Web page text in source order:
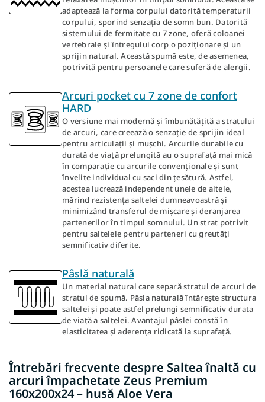
adaptează la forma corpului datorită temperaturii
corpului, sporind senzația de somn bun. Datorită
sistemului de fermitate cu 7 zone, oferă coloanei
vertebrale și întregului corp o poziționare și un
sprijin natural. Această spumă este, de asemenea,
potrivită pentru persoanele care suferă de alergii.
Arcuri pocket cu 7 zone de confort
HARD
O versiune mai modernă și îmbunătățită a stratului
de arcuri, care creează o senzație de sprijin ideal
pentru articulații și mușchi. Arcurile durabile cu
durată de viață prelungită au o suprafață mai mică
în comparație cu arcurile convenționale și sunt
învelite individual cu saci din țesătură. Astfel,
acestea lucrează independent unele de altele,
mărind rezistența saltelei dumneavoastră și
minimizând transferul de mișcare și deranjarea
partenerilor în timpul somnului. Un strat potrivit
pentru saltelele pentru parteneri cu greutăți
semnificativ diferite.
Pâslă naturală
Un material natural care separă stratul de arcuri de
stratul de spumă. Pâsla naturală întărește structura
saltelei și poate astfel prelungi semnificativ durata
de viață a saltelei. Avantajul pâslei constă în
elasticitatea și aderența ridicată la suprafață.
Întrebări frecvente despre Saltea înaltă cu
arcuri împachetate Zeus Premium
160x200x24 – husă Aloe Vera